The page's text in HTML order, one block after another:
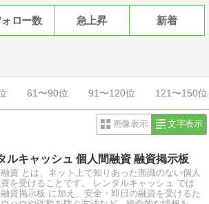
ォロー数 急上昇 新着
61〜90位 91〜120位 121〜150位
画像表示 文字表示
ルキャッシュ 個人間融資 融資掲示板
資 とは、ネット上で知りあった面識のない個人
を受けることです。 レンタルキャッシュ では
資掲示板 に加え、安全・即日の融資を受けるた